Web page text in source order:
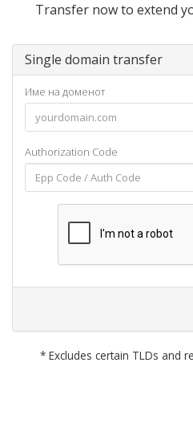
Transfer now to extend
Single domain transfer
Име на доменот
Authorization Code
* Excludes certain TLDs and